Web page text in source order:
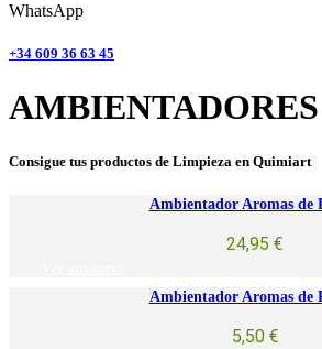
WhatsApp
+34 609 36 63 45
AMBIENTADORES
Consigue tus productos de Limpieza en Quimiart
Ambientador Aromas de
24,95 €
Ambientador Aromas de
5,50 €